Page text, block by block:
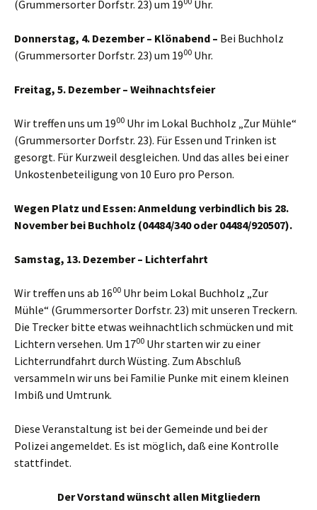
(Grummersorter Dorfstr. 23) um 19
Uhr.
Donnerstag, 4. Dezember – Klönabend – Bei Buchholz
(Grummersorter Dorfstr. 23) um 1900 Uhr.
Freitag, 5. Dezember – Weihnachtsfeier
Wir treffen uns um 1900 Uhr im Lokal Buchholz „Zur Mühle“
(Grummersorter Dorfstr. 23). Für Essen und Trinken ist
gesorgt. Für Kurzweil desgleichen. Und das alles bei einer
Unkostenbeteiligung von 10 Euro pro Person.
Wegen Platz und Essen:Anmeldung verbindlich bis 28.
November bei Buchholz (04484/340 oder 04484/920507).
Samstag, 13. Dezember – Lichterfahrt
Wir treffen uns ab 1600 Uhr beim Lokal Buchholz „Zur
Mühle“ (Grummersorter Dorfstr. 23) mit unseren Treckern.
Die Trecker bitte etwas weihnachtlich schmücken und mit
Lichtern versehen. Um 1700 Uhr starten wir zu einer
Lichterrundfahrt durch Wüsting. Zum Abschluß
versammeln wir uns bei Familie Punke mit einem kleinen
Imbiß und Umtrunk.
Diese Veranstaltung ist bei der Gemeinde und bei der
Polizei angemeldet. Es ist möglich, daß eine Kontrolle
stattfindet.
Der Vorstand wünscht allen Mitgliedern